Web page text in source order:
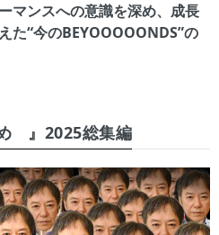
マンスへの意識を深め、成長
“今のBEYOOOOONDS”の
』2025総集編